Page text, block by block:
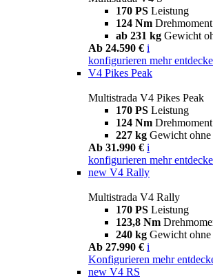
170 PS Leistung
124 Nm Drehmoment
ab 231 kg Gewicht
Ab 24.590 € i
konfigurieren mehr
V4 Pikes Peak
Multistrada V4 Pikes Peak
170 PS Leistung
124 Nm Drehmoment
227 kg Gewicht
Ab 31.990 € i
konfigurieren mehr
new V4 Rally
Multistrada V4 Rally
170 PS Leistung
123,8 Nm
240 kg Gewicht
Ab 27.990 € i
Konfigurieren mehr
new V4 RS